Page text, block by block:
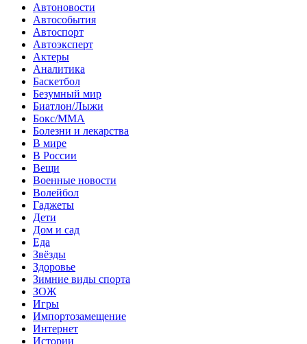
Автоновости
Автособытия
Автоспорт
Автоэксперт
Актеры
Аналитика
Баскетбол
Безумный мир
Биатлон/Лыжи
Бокс/MMA
Болезни и лекарства
В мире
В России
Вещи
Военные новости
Волейбол
Гаджеты
Дети
Дом и сад
Еда
Звёзды
Здоровье
Зимние виды спорта
ЗОЖ
Игры
Импортозамещение
Интернет
Истории